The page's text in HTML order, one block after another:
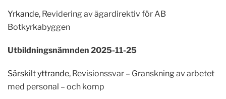
Yrkande, Revidering av ägardirektiv för AB
Botkyrkabyggen
Utbildningsnämnden 2025-11-25
Särskilt yttrande, Revisionssvar – Granskning av arbetet
med personal – och komp